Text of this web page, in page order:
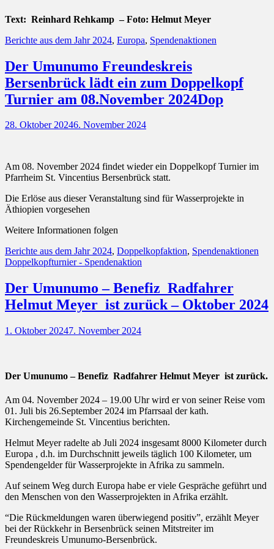
Text: Reinhard Rehkamp – Foto: Helmut Meyer
Kategorien
Berichte aus dem Jahr 2024, Europa, Spendenaktionen
Der Umunumo Freundeskreis
Bersenbrück lädt ein zum Doppelkopf
Turnier am 08.November 2024Dop
Posted
28. Oktober 20246. November 2024
Am 08. November 2024 findet wieder ein Doppelkopf Turnier im
Pfarrheim St. Vincentius Bersenbrück statt.
Die Erlöse aus dieser Veranstaltung sind für Wasserprojekte in
Äthiopien vorgesehen
Weitere Informationen folgen
Kategorien
Berichte aus dem Jahr 2024, Doppelkopfaktion, Spendenaktionen
Doppelkopfturnier - Spendenaktion
Der Umunumo – Benefiz Radfahrer
Helmut Meyer ist zurück – Oktober 2024
Posted
1. Oktober 20247. November 2024
Der Umunumo – Benefiz Radfahrer Helmut Meyer ist zurück.
Am 04. November 2024 – 19.00 Uhr wird er von seiner Reise vom
01. Juli bis 26.September 2024 im Pfarrsaal der kath.
Kirchengemeinde St. Vincentius berichten.
Helmut Meyer radelte ab Juli 2024 insgesamt 8000 Kilometer durch
Europa , d.h. im Durchschnitt jeweils täglich 100 Kilometer, um
Spendengelder für Wasserprojekte in Afrika zu sammeln.
Auf seinem Weg durch Europa habe er viele Gespräche geführt und
den Menschen von den Wasserprojekten in Afrika erzählt.
“Die Rückmeldungen waren überwiegend positiv”, erzählt Meyer
bei der Rückkehr in Bersenbrück seinen Mitstreiter im
Freundeskreis Umunumo-Bersenbrück.